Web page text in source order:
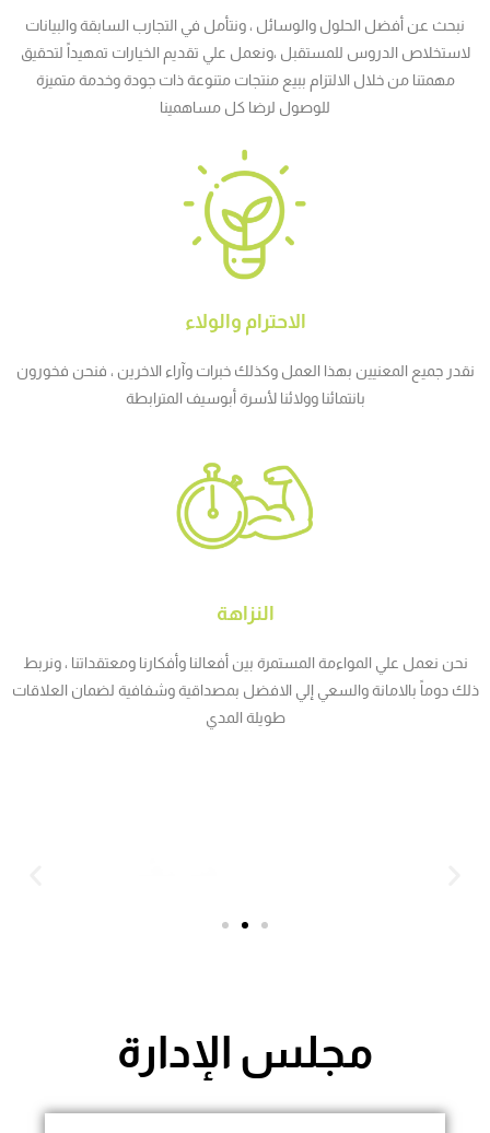
نبحث عن أفضل الحلول والوسائل ، ونتأمل في التجارب السابقة والبيانات
لاستخلاص الدروس للمستقبل ،ونعمل علي تقديم الخيارات تمهيداً لتحقيق
مهمتنا من خلال الالتزام ببيع منتجات متنوعة ذات جودة وخدمة متميزة
للوصول لرضا كل مساهمينا
الاحترام والولاء
نقدر جميع المعنيين بهذا العمل وكذلك خبرات وآراء الاخرين ، فنحن فخورون
بانتمائنا وولائنا لأسرة أبوسيف المترابطة
النزاهة
نحن نعمل علي المواءمة المستمرة بين أفعالنا وأفكارنا ومعتقداتنا ، ونربط
ذلك دوماً بالامانة والسعي إلي الافضل بمصداقية وشفافية لضمان العلاقات
طويلة المدي
مجلس الإدارة